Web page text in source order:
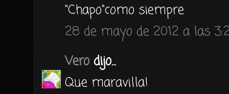
"Chapo"como siempre
28 de mayo de 2012 a las
Vero dijo...
Que maravilla!